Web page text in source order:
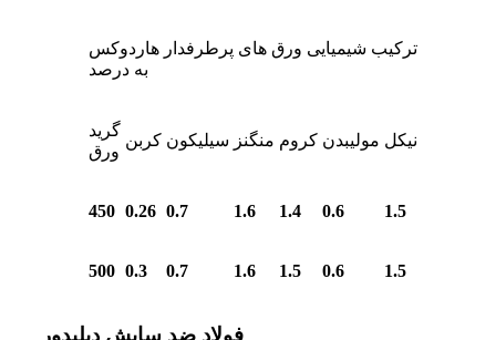
ترکیب شیمیایی ورق های پرطرفدار هاردوکس
به درصد
گرید
ورق
کربن سیلیکون منگنز کروم مولیبدن نیکل
450 0.26 0.7 1.6 1.4 0.6 1.5
500 0.3 0.7 1.6 1.5 0.6 1.5
فولاد ضد سایش دیلیدور